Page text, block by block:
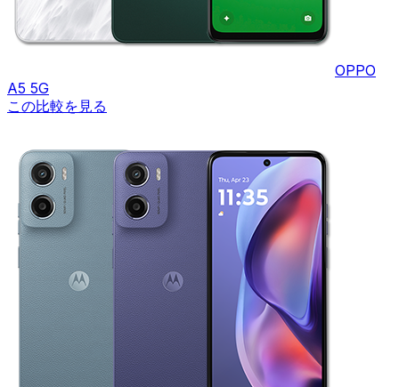
OPPO
A5 5G
この比較を見る